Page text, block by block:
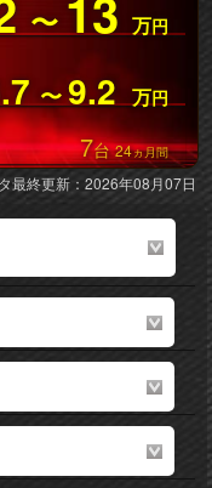
〜 万円
〜9.2 万円
7台24ヵ月間
最終更新：2026年08月07日